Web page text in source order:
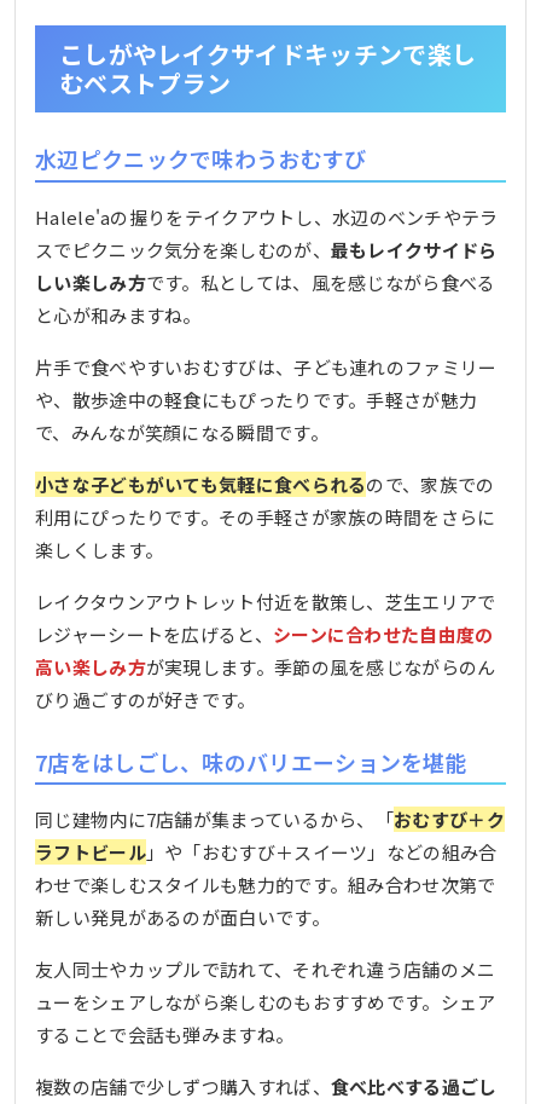
こしがやレイクサイドキッチンで楽し
むベストプラン
水辺ピクニックで味わうおむすび
Halele'aの握りをテイクアウトし、水辺のベンチやテラ
スでピクニック気分を楽しむのが、 最もレイクサイドら
しい楽しみ方です。私としては、風を感じながら食べる
と心が和みますね。
片手で食べやすいおむすびは、子ども連れのファミリー
や、散歩途中の軽食にもぴったりです。手軽さが魅力
で、みんなが笑顔になる瞬間です。
小さな子どもがいても気軽に食べられるので、家族での
利用にぴったりです。その手軽さが家族の時間をさらに
楽しくします。
レイクタウンアウトレット付近を散策し、芝生エリアで
レジャーシートを広げると、 シーンに合わせた自由度の
高い楽しみ方が実現します。季節の風を感じながらのん
びり過ごすのが好きです。
7店をはしごし、味のバリエーションを堪能
同じ建物内に7店舗が集まっているから、「おむすび＋ク
ラフトビール」や「おむすび＋スイーツ」などの組み合
わせで楽しむスタイルも魅力的です。組み合わせ次第で
新しい発見があるのが面白いです。
友人同士やカップルで訪れて、それぞれ違う店舗のメニ
ューをシェアしながら楽しむのもおすすめです。シェア
することで会話も弾みますね。
複数の店舗で少しずつ購入すれば、 食べ比べする過ごし